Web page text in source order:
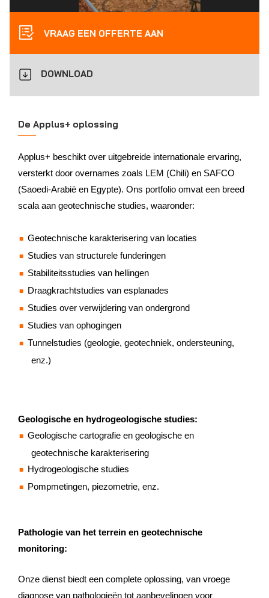
VRAAG EEN OFFERTE AAN
DOWNLOAD
De Applus+ oplossing
Applus+ beschikt over uitgebreide internationale ervaring,
versterkt door overnames zoals LEM (Chili) en SAFCO
(Saoedi-Arabië en Egypte). Ons portfolio omvat een breed
scala aan geotechnische studies, waaronder:
Geotechnische karakterisering van locaties
Studies van structurele funderingen
Stabiliteitsstudies van hellingen
Draagkrachtstudies van esplanades
Studies over verwijdering van ondergrond
Studies van ophogingen
Tunnelstudies (geologie, geotechniek, ondersteuning,
enz.)
Geologische en hydrogeologische studies:
Geologische cartografie en geologische en
geotechnische karakterisering
Hydrogeologische studies
Pompmetingen, piezometrie, enz.
Pathologie van het terrein en geotechnische
monitoring:
Onze dienst biedt een complete oplossing, van vroege
diagnose van pathologieën tot aanbevelingen voor